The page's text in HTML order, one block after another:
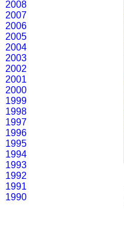
2008
2007
2006
2005
2004
2003
2002
2001
2000
1999
1998
1997
1996
1995
1994
1993
1992
1991
1990